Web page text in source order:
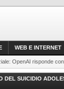
WEB E INTERNET
OpenAI risponde
DEL SUICIDIO